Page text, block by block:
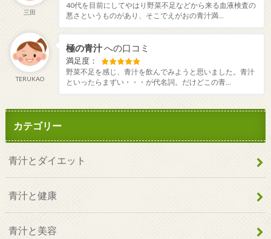
三田
40代を目前にしてやはり野菜不足などから来る血液検査の
悪さというものがあり、そこでえがおの青汁満...
TERUKAO
極の青汁への口コミ
満足度：
野菜不足を感じ、青汁を飲んでみようと思いました。青汁
といったらまずい・・・が代名詞。だけどこの青...
カテゴリー
青汁とダイエット
青汁と健康
青汁と美容